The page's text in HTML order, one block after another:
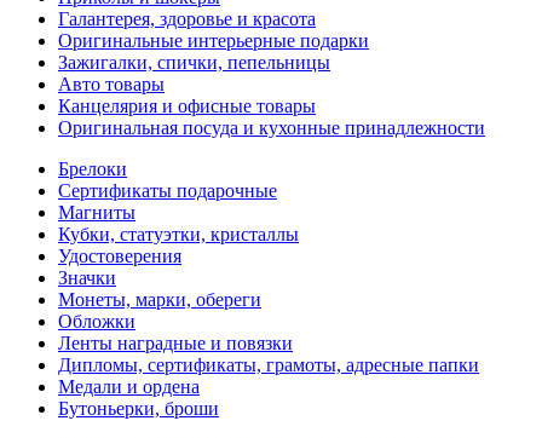
Галантерея, здоровье и красота
Оригинальные интерьерные подарки
Зажигалки, спички, пепельницы
Авто товары
Канцелярия и офисные товары
Оригинальная посуда и кухонные принадлежности
Брелоки
Сертификаты подарочные
Магниты
Кубки, статуэтки, кристаллы
Удостоверения
Значки
Монеты, марки, обереги
Обложки
Ленты наградные и повязки
Дипломы, сертификаты, грамоты, адресные папки
Медали и ордена
Бутоньерки, броши